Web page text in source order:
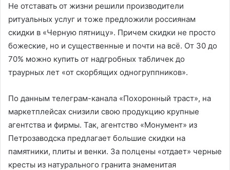
Не отставать от жизни решили производители
ритуальных услуг и тоже предложили россиянам
скидки в «Черную пятницу». Причем скидки не просто
божеские, но и существенные и почти на всё. От 30 до
70% можно купить от надгробных табличек до
траурных лет «от скорбящих одногруппников».
По данным телеграм-канала «Похоронный траст», на
маркетплейсах снизили свою продукцию крупные
агентства и фирмы. Так, агентство «Монумент» из
Петрозаводска предлагает большие скидки на
памятники, плиты и венки. За полцены «отдает» черные
кресты из натурального гранита знаменитая